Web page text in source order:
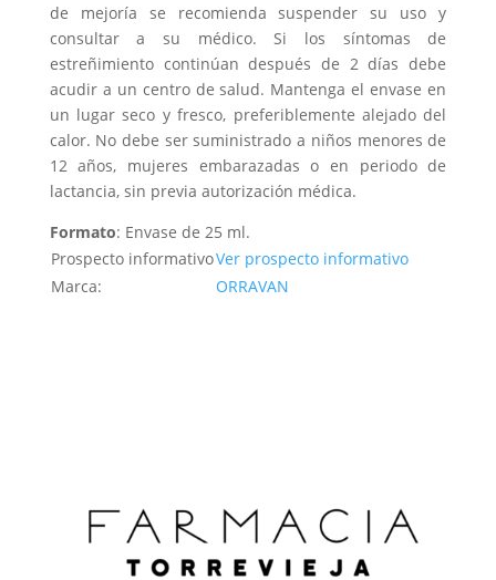
de mejoría se recomienda suspender su uso y
consultar a su médico. Si los síntomas de
estreñimiento continúan después de 2 días debe
acudir a un centro de salud. Mantenga el envase en
un lugar seco y fresco, preferiblemente alejado del
calor. No debe ser suministrado a niños menores de
12 años, mujeres embarazadas o en periodo de
lactancia, sin previa autorización médica.
Formato: Envase de 25 ml.
Prospecto informativoVer prospecto informativo
Marca:
ORRAVAN